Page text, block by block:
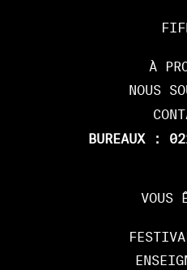
À
NOUS
BUREAUX :
VOUS